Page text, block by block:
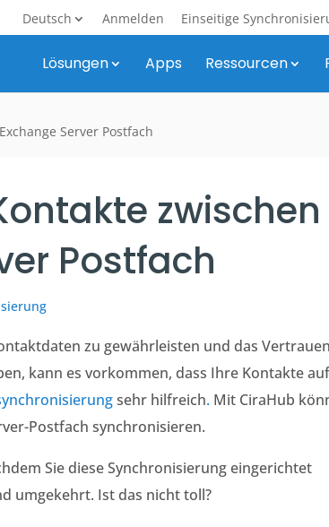
Deutsch Anmelden Einseitige
Lösungen Apps Ressourcen
Server Postfach
zwischen
Postfach
zu gewährleisten und das Vertrauen
kann es vorkommen, dass Ihre Kontakte
sehr hilfreich. Mit CiraHub
Postfach synchronisieren.
Sie diese Synchronisierung eingerichtet
umgekehrt. Ist das nicht toll?